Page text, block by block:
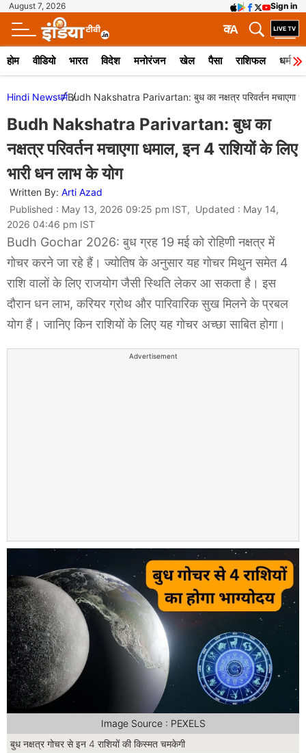
August 7, 2026 Sign in
A
क
होम वीडियो भारत विदेश मनोरंजन खेल पैसा राशिफल धर्म
Hindi Newsधर्मBudh Nakshatra Parivartan: बुध का नक्षत्र परिवर्तन मचाएगा
Budh Nakshatra Parivartan: बुध का
नक्षत्र परिवर्तन मचाएगा धमाल, इन 4 राशियों के लिए
भारी धन लाभ के योग
Written By: Arti Azad
Published : May 13, 2026 09:25 pm IST, Updated : May 14,
2026 04:46 pm IST
Budh Gochar 2026: बुध ग्रह 19 मई को रोहिणी नक्षत्र में
गोचर करने जा रहे हैं। ज्योतिष के अनुसार यह गोचर मिथुन समेत 4
राशि वालों के लिए राजयोग जैसी स्थिति लेकर आ सकता है। इस
दौरान धन लाभ, करियर ग्रोथ और पारिवारिक सुख मिलने के प्रबल
योग हैं। जानिए किन राशियों के लिए यह गोचर अच्छा साबित होगा।
Advertisement
बुध नक्षत्र गोचर से इन 4 राशियों की किस्मत चमकेगी
Image Source : PEXELS